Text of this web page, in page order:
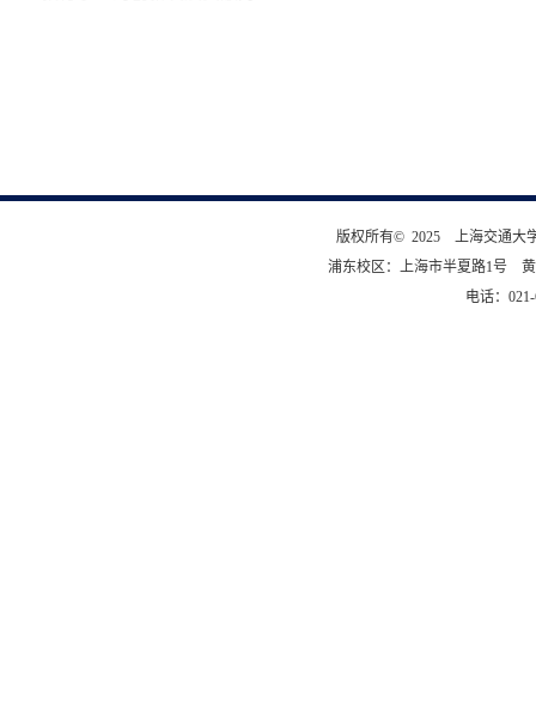
版权所有© 2025 上海交通大
浦东校区：上海市半夏路1号
电话：